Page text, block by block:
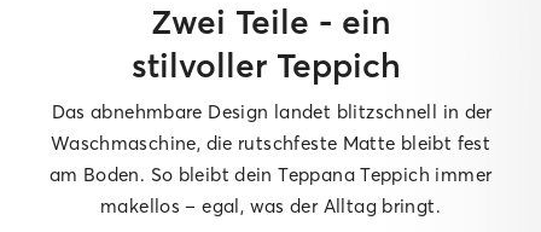
Zwei Teile - ein
stilvoller Teppich
Das abnehmbare Design landet blitzschnell in der
Waschmaschine, die rutschfeste Matte bleibt fest
am Boden. So bleibt dein Teppana Teppich immer
makellos – egal, was der Alltag bringt.